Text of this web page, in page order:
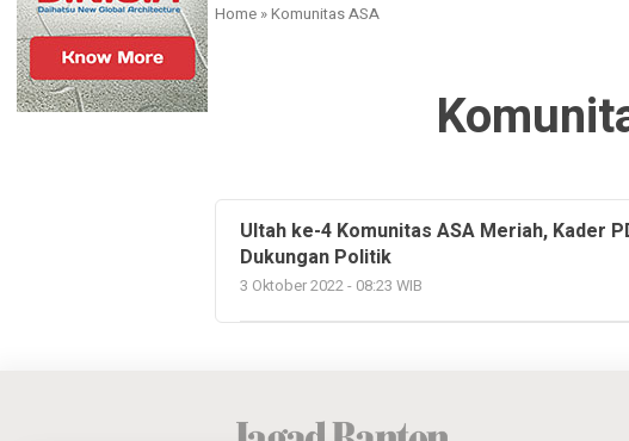
Home »Komunitas ASA
Ultah ke-4 Komunitas ASA Meriah, Kader
Dukungan Politik
3 Oktober 2022 - 08:23 WIB